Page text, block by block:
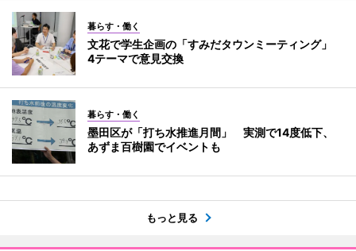
暮らす・働く
文花で学生企画の「すみだタウンミーティング」
4テーマで意見交換
暮らす・働く
墨田区が「打ち水推進月間」 実測で14度低下、
あずま百樹園でイベントも
もっと見る